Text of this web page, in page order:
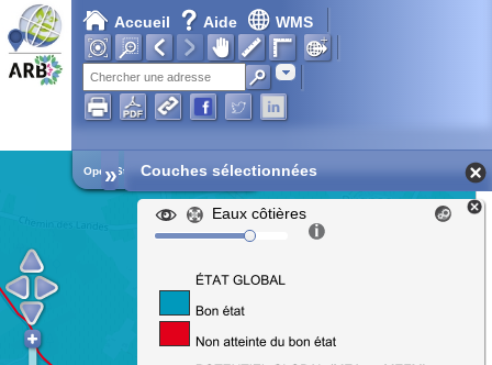
Accueil Aide WMS
Adresse
Open Street Map
» Couches sélectionnées
Eaux côtières